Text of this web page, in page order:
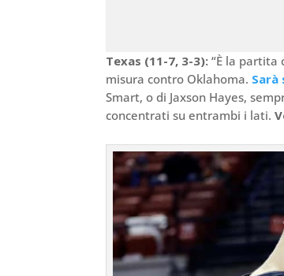
Texas (11-7, 3-3): “È la partita
misura contro Oklahoma.
Smart, o di Jaxson Hayes,
concentrati su entrambi i lati.